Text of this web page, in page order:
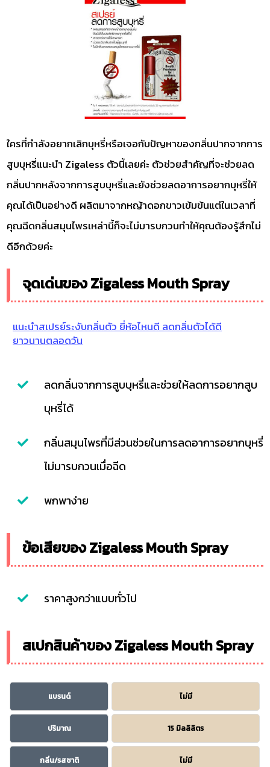
ใครที่กำลังอยากเลิกบุหรี่หรือเจอกับปัญหาของกลิ่นปากจากการ
สูบบุหรี่แนะนำ Zigaless ตัวนี้เลยค่ะ ตัวช่วยสำคัญที่จะช่วยลด
กลิ่นปากหลังจากการสูบบุหรี่และยังช่วยลดอาการอยากบุหรี่ให้
คุณได้เป็นอย่างดี ผลิตมาจากหญ้าดอกขาวเข้มข้นแต่ในเวลาที่
คุณฉีดกลิ่นสมุนไพรเหล่านี้ก็จะไม่มารบกวนทำให้คุณต้องรู้สึกไม่
ดีอีกด้วยค่ะ
จุดเด่นของ Zigaless Mouth Spray
แนะนำสเปรย์ระงับกลิ่นตัว ยี่ห้อไหนดี ลดกลิ่นตัวได้ดี
ยาวนานตลอดวัน
ลดกลิ่นจากการสูบบุหรี่และช่วยให้ลดการอยากสูบ
บุหรี่ได้
กลิ่นสมุนไพรที่มีส่วนช่วยในการลดอาการอยากบุหรี่
ไม่มารบกวนเมื่อฉีด
พกพาง่าย
ข้อเสียของ Zigaless Mouth Spray
ราคาสูงกว่าแบบทั่วไป
สเปกสินค้าของ Zigaless Mouth Spray
แบรนด์ ไม่มี
ปริมาณ 15 มิลลิลิตร
กลิ่น/รสชาติ ไม่มี